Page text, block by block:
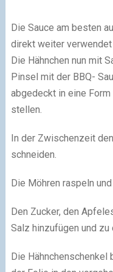
Die Sauce am besten
direkt weiter verwendet
Die Hähnchen nun mit
Pinsel mit der BBQ-
abgedeckt in eine Form
stellen.
In der Zwischenzeit
schneiden.
Die Möhren raspeln
Den Zucker, den
Salz hinzufügen und zu
Die Hähnchenschenkel